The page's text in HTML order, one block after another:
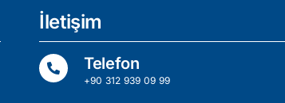
İletişim
Telefon
+90 312 939 09 99